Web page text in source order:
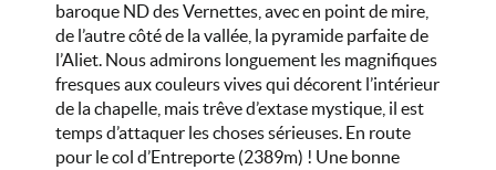
baroque ND des Vernettes, avec en point de mire,
de l’autre côté de la vallée, la pyramide parfaite de
l’Aliet. Nous admirons longuement les magnifiques
fresques aux couleurs vives qui décorent l’intérieur
de la chapelle, mais trêve d’extase mystique, il est
temps d’attaquer les choses sérieuses. En route
pour le col d’Entreporte (2389m) ! Une bonne